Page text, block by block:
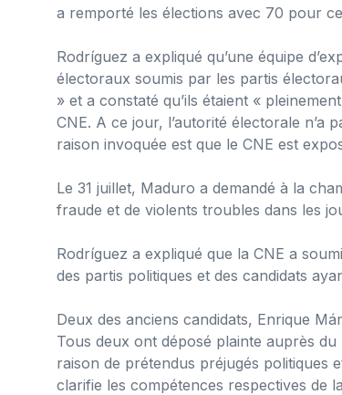
a remporté les élections avec 70 pour
Rodríguez a expliqué qu’une équipe
électoraux soumis par les partis
» et a constaté qu’ils étaient «
CNE. A ce jour, l’autorité électorale n’a
raison invoquée est que le CNE est
Le 31 juillet, Maduro a demandé à la
fraude et de violents troubles dans les
Rodríguez a expliqué que la CNE a
des partis politiques et des candidats
Deux des anciens candidats, Enrique
Tous deux ont déposé plainte auprès
raison de prétendus préjugés politiques
clarifie les compétences respectives de